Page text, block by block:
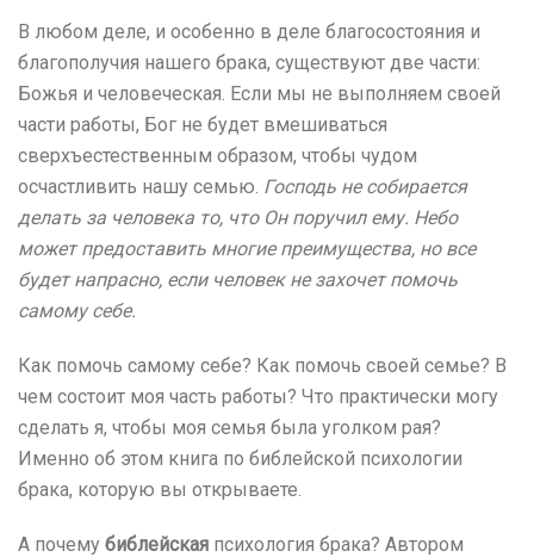
В любом деле, и особенно в деле благосостояния и
благополучия нашего брака, существуют две части:
Божья и человеческая. Если мы не выполняем своей
части работы, Бог не будет вмешиваться
сверхъестественным образом, чтобы чудом
осчастливить нашу семью. Господь не собирается
делать за человека то, что Он поручил ему. Небо
может предоставить многие преимущества, но все
будет напрасно, если человек не захочет помочь
самому себе.
Как помочь самому себе? Как помочь своей семье? В
чем состоит моя часть работы? Что практически могу
сделать я, чтобы моя семья была уголком рая?
Именно об этом книга по библейской психологии
брака, которую вы открываете.
А почему библейская психология брака? Автором